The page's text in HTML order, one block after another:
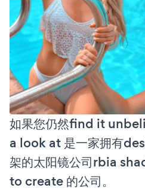
如果您仍然find it
a look at 是一家拥有
架的太阳镜公司rbia
to create 的公司。